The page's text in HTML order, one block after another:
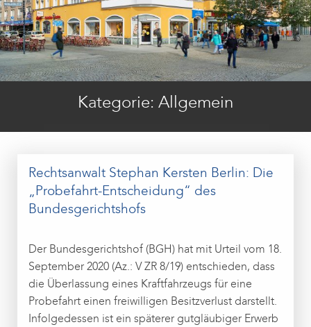
Kategorie: Allgemein
Rechtsanwalt Stephan Kersten Berlin: Die
„Probefahrt-Entscheidung“ des
Bundesgerichtshofs
Der Bundesgerichtshof (BGH) hat mit Urteil vom 18.
September 2020 (Az.: V ZR 8/19) entschieden, dass
die Überlassung eines Kraftfahrzeugs für eine
Probefahrt einen freiwilligen Besitzverlust darstellt.
Infolgedessen ist ein späterer gutgläubiger Erwerb